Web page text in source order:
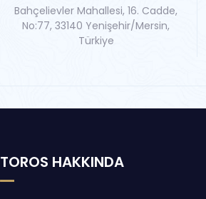
Bahçelievler Mahallesi, 16. Cadde,
No:77, 33140 Yenişehir/Mersin,
Türkiye
TOROS HAKKINDA